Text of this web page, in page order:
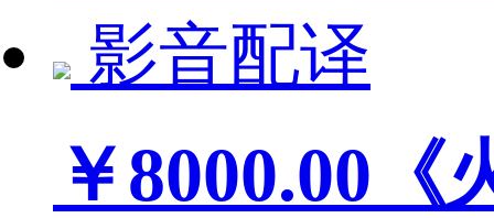
影音配译
￥8000.00